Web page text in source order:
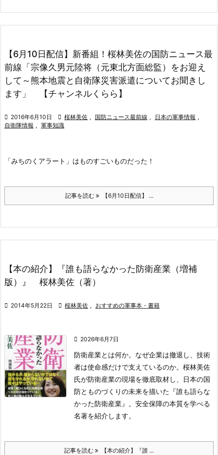
【6月10日配信】新番組！桜林美佐の国防ニュース最
前線「宗像久男元陸将（元東北方面総監）をお迎え
して～熊本地震と自衛隊災害派遣についてお聞きし
ます」 【チャンネルくらら】
 2016年6月10日  桜林美佐 , 国防ニュース最前線 , 日本の軍事情報 ,
自衛隊情報 , 軍事知識
「みちのくアラート」はものすごいものだった！
記事を読む 【6月10日配信】 ...
【本の紹介】『誰も語らなかった防衛産業（増補
版）』 桜林美佐（著）
 2014年5月22日  桜林美佐 , おすすめの軍事本・書籍
 2026年6月7日
防衛産業とは何か。なぜ企業は撤退し、技術
者は使命感だけで支えているのか。桜林美佐
氏が防衛産業の現場を徹底取材し、日本の国
防とものづくりの未来を描いた『誰も語らな
かった防衛産業』。安全保障の本質を学べる
名著を紹介します。
記事を読む 【本の紹介】『誰 ...